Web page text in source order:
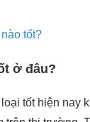
tốt?
ở đâu?
tốt hiện nay